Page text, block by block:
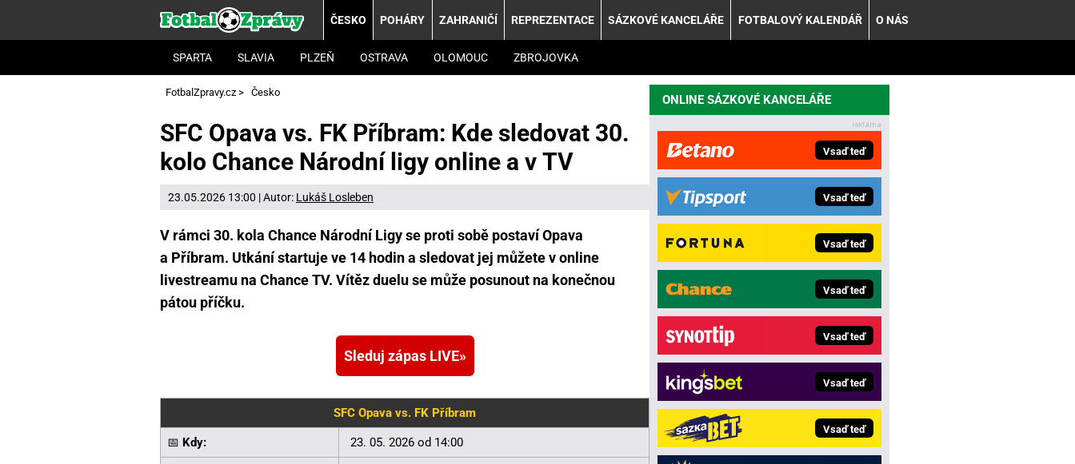
ČESKO
SPARTA SLAVIA PLZEŇ OSTRAVA OLOMOUC ZBROJOVKA
POHÁRY ZAHRANIČÍ REPREZENTACE SÁZKOVÉ KANCELÁŘE FOTBALOVÝ KALENDÁŘ O NÁS
FotbalZpravy.cz > Česko
SFC Opava vs. FK Příbram: Kde sledovat 30.
kolo Chance Národní ligy online a v TV
23.05.2026 13:00 | Autor: Lukáš Losleben
V rámci 30. kola Chance Národní Ligy se proti sobě postaví Opava
a Příbram. Utkání startuje ve 14 hodin a sledovat jej můžete v online
livestreamu na Chance TV. Vítěz duelu se může posunout na konečnou
pátou příčku.
Sleduj zápas LIVE
SFC Opava vs. FK Příbram
📅 Kdy: 23. 05. 2026 od 14:00
ONLINE SÁZKOVÉ KANCELÁŘE
Vsaď teď
Vsaď teď
Vsaď teď
Vsaď teď
Vsaď teď
Vsaď teď
Vsaď teď